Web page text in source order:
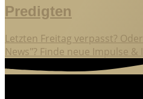
Predigten
Letzten Freitag verpasst?
News"? Finde neue Impulse &